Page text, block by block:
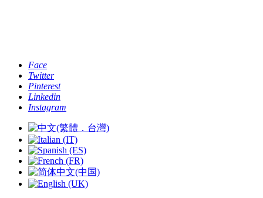
Face
Twitter
Pinterest
Linkedin
Instagram